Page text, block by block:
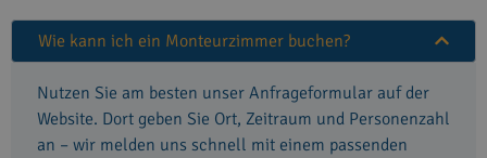
Wie kann ich ein Monteurzimmer buchen?
Nutzen Sie am besten unser Anfrageformular auf der
Website. Dort geben Sie Ort, Zeitraum und Personenzahl
an – wir melden uns schnell mit einem passenden